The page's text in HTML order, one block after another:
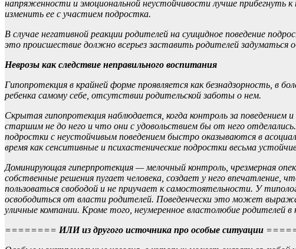
напряженности и эмоциональной неустойчивости лучше
изменить ее с участием подростка.
В случае негативной реакции родителей на суицидное поведение
это происшествие должно всерьез заставить родителей задуматься
Неврозы как следствие неправильного воспитания
Гипопротекция в крайней форме проявляется как безнадзорность, в
ребенка самому себе, отсутствии родительской заботы о нем.
Скрытая гипопротекция наблюдается, когда контроль за
старшим не до него и что они с удовольствием бы от него
подростки с неустойчивым поведением быстро оказываются в
время как сенситивные и психастенические подростки весьма
Доминирующая гиперпротекция — мелочный контроль, чрезмерная
собственные решения пугает человека, создает у него
пользоваться свободой и не приучает к самостоятельности. У
освободиться от власти родителей. Поведенчески это может
уличные компании. Кроме того, неумеренное властолюбие родителей
======== ИЛИ из другого источника про особые ситуации